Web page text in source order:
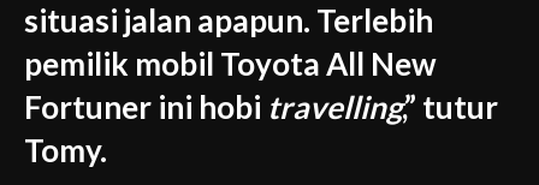
situasi jalan apapun. Terlebih
pemilik mobil Toyota All New
Fortuner ini hobi travelling,” tutur
Tomy.